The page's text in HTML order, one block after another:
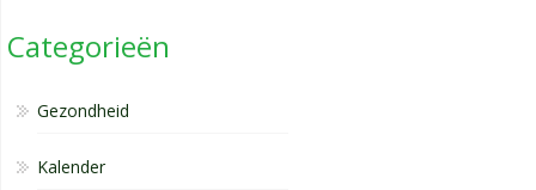
Categorieën
Gezondheid
Kalender